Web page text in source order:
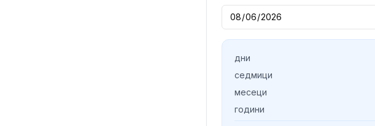
дни
седмици
месеци
години